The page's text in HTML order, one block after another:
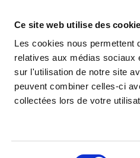
Ce site web utilise des
Les cookies nous permettent
relatives aux médias sociaux
sur l'utilisation de notre site
peuvent combiner celles-ci
collectées lors de votre
Home
Thierry Blayac